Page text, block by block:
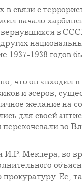
связи с
начало
в
1938 годов
что он «входил
и эсеров,
желание
для своей
во
Меклера, во
прокуратуру.